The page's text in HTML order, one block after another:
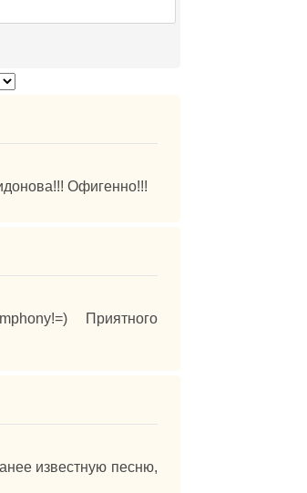
Офигенно!!!
Приятного
известную песню,